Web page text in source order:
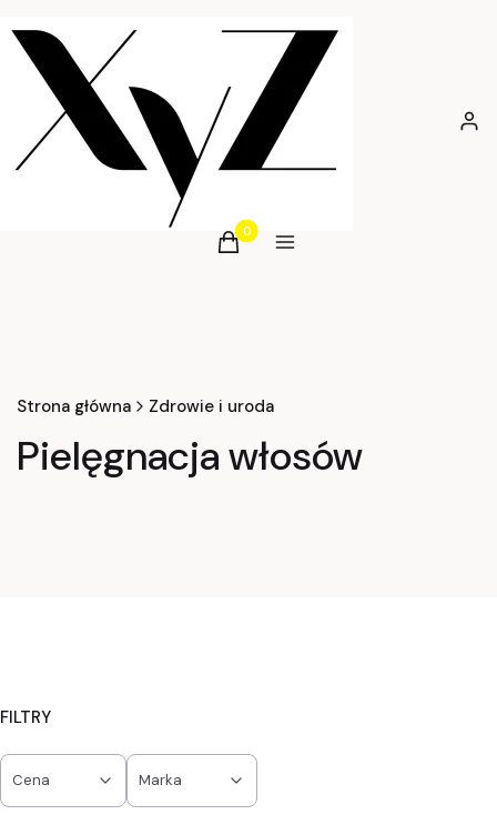
Produkty w koszyku: 0. Zobacz
Koszyk Menu
Strona główna Zdrowie i uroda
Pielęgnacja włosów
FILTRY
Cena Marka